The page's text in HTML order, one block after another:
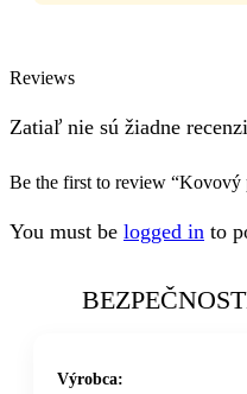
Reviews
Zatiaľ nie sú žiadne
Be the first to review “Kovový
You must be logged in to
Výrobca: